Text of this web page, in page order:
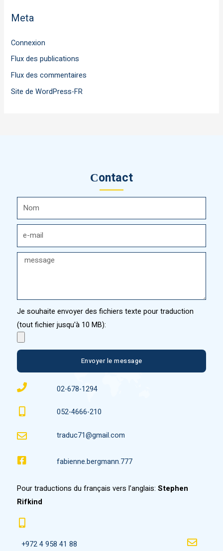
Meta
Connexion
Flux des publications
Flux des commentaires
Site de WordPress-FR
Сontact
Je souhaite envoyer des fichiers texte pour traduction
(tout fichier jusqu'à 10 MB):
Envoyer le message
02-678-1294
052-4666-210
traduc71@gmail.com
fabienne.bergmann.777
Pour traductions du français vers l’anglais: Stephen
Rifkind
+972 4 958 41 88